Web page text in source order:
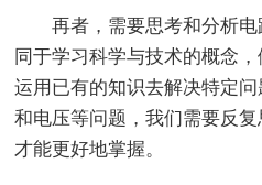
再者，需要思考和分析电
同于学习科学与技术的概念
运用已有的知识去解决特定
和电压等问题，我们需要反复
才能更好地掌握。